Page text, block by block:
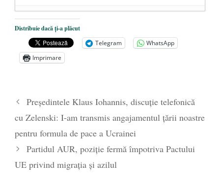
Dezvăluiri cutremurătoare despre
președintele Ucrainei, Volodymyr
Zelensky
- 13 mai 2026
Statul care servește Națiunea
poetului Octavian Goga, înlăturat din Iași
- 16 aprilie 2026
Distribuie dacă ți-a plăcut
Telegram
WhatsApp
Imprimare
Președintele Klaus Iohannis, discuție telefonică
cu Zelenski: I-am transmis angajamentul țării noastre
pentru formula de pace a Ucrainei
Partidul AUR, poziție fermă împotriva Pactului
UE privind migrația și azilul